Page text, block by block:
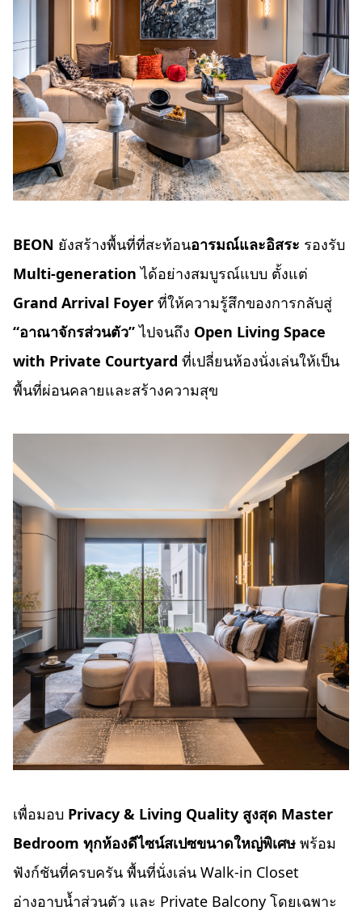
BEON ยังสร้างพื้นที่ที่สะท้อนอารมณ์และอิสระ รองรับ
Multi-generation ได้อย่างสมบูรณ์แบบ ตั้งแต่
Grand Arrival Foyer ที่ให้ความรู้สึกของการกลับสู่
“อาณาจักรส่วนตัว”ไปจนถึง Open Living Space
with Private Courtyard ที่เปลี่ยนห้องนั่งเล่นให้เป็น
พื้นที่ผ่อนคลายและสร้างความสุข
เพื่อมอบ Privacy & Living Quality สูงสุด Master
Bedroom ทุกห้องดีไซน์สเปซขนาดใหญ่พิเศษ พร้อม
ฟังก์ชันที่ครบครัน พื้นที่นั่งเล่น Walk-in Closet
อ่างอาบน้ำส่วนตัว และ Private Balcony โดยเฉพาะ